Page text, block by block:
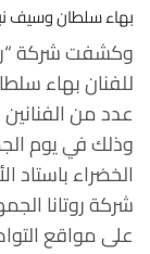
بهاء سلطان وسيف
وكشفت شركة
للفنان بهاء
الخضراء باستاد
شركة روتانا
على مواقع